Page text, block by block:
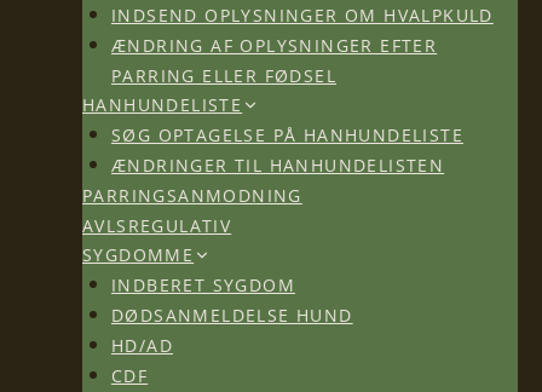
INDSEND OPLYSNINGER OM HVALPKULD
ÆNDRING AF OPLYSNINGER EFTER
PARRING ELLER FØDSEL
HANHUNDELISTE
SØG OPTAGELSE PÅ HANHUNDELISTE
ÆNDRINGER TIL HANHUNDELISTEN
PARRINGSANMODNING
AVLSREGULATIV
SYGDOMME
INDBERET SYGDOM
DØDSANMELDELSE HUND
HD/AD
CDF